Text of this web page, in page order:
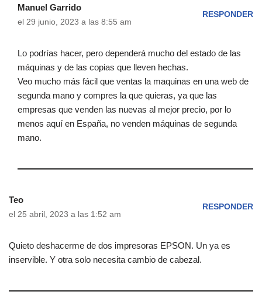
Manuel Garrido
el 29 junio, 2023 a las 8:55 am
RESPONDER
Lo podrías hacer, pero dependerá mucho del estado de las
máquinas y de las copias que lleven hechas.
Veo mucho más fácil que ventas la maquinas en una web de
segunda mano y compres la que quieras, ya que las
empresas que venden las nuevas al mejor precio, por lo
menos aquí en España, no venden máquinas de segunda
mano.
Teo
el 25 abril, 2023 a las 1:52 am
RESPONDER
Quieto deshacerme de dos impresoras EPSON. Un ya es
inservible. Y otra solo necesita cambio de cabezal.